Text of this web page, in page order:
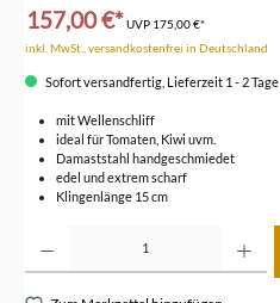
157,00 €*UVP 175,00 €*
inkl. MwSt., versandkostenfrei in Deutschland
Sofort versandfertig, Lieferzeit 1 - 2 Tage
mit Wellenschliff
ideal für Tomaten, Kiwi uvm.
Damaststahl handgeschmiedet
edel und extrem scharf
Klingenlänge 15 cm